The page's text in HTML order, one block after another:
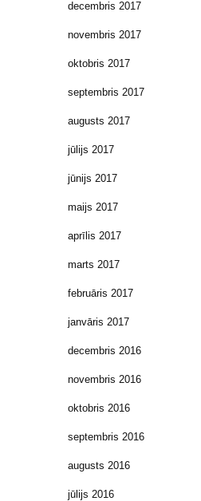
decembris 2017
novembris 2017
oktobris 2017
septembris 2017
augusts 2017
jūlijs 2017
jūnijs 2017
maijs 2017
aprīlis 2017
marts 2017
februāris 2017
janvāris 2017
decembris 2016
novembris 2016
oktobris 2016
septembris 2016
augusts 2016
jūlijs 2016